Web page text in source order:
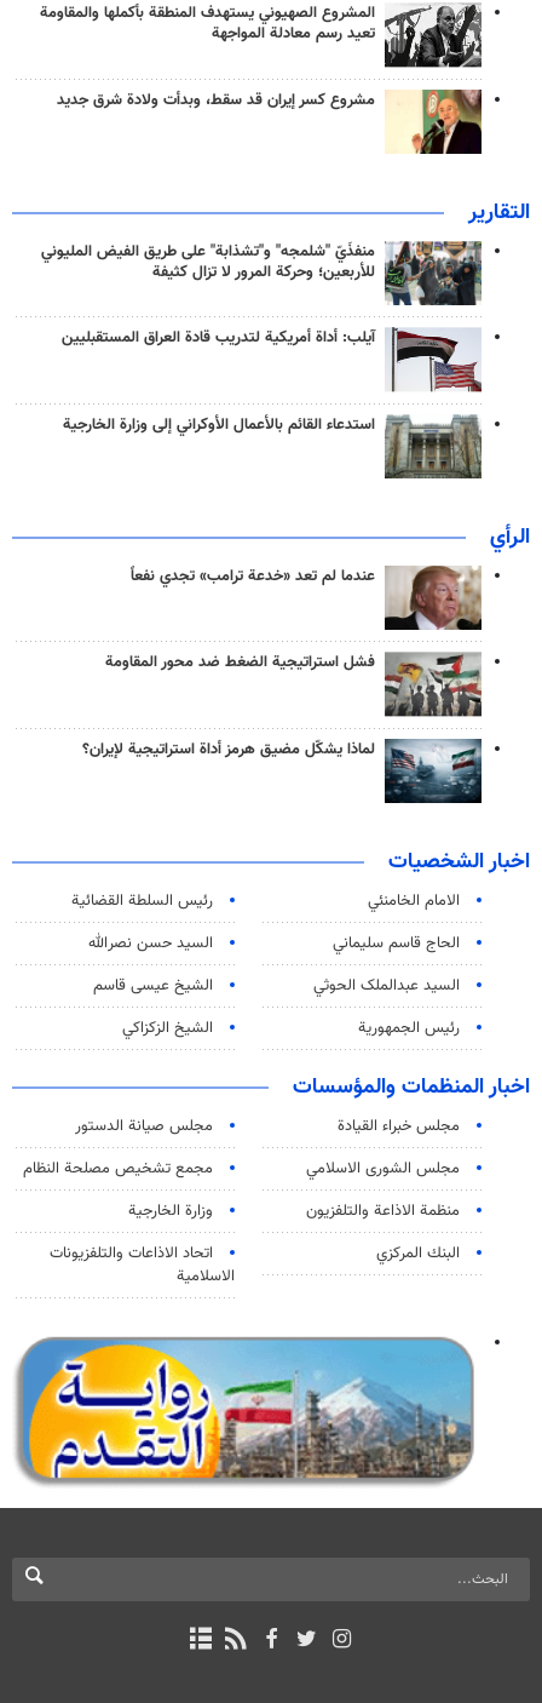
المشروع الصهيوني يستهدف المنطقة بأكملها والمقاومة
تعيد رسم معادلة المواجهة
مشروع كسر إيران قد سقط، وبدأت ولادة شرق جديد
التقارير
منفذَيّ "شلمجه" و"تشذابة" على طريق الفيض المليوني
للأربعين؛ وحركة المرور لا تزال كثيفة
آيلب: أداة أمريكية لتدريب قادة العراق المستقبليين
استدعاء القائم بالأعمال الأوكراني إلى وزارة الخارجية
الرأي
عندما لم تعد «خدعة ترامب» تجدي نفعاً
فشل استراتيجية الضغط ضد محور المقاومة
لماذا يشكّل مضيق هرمز أداة استراتيجية لإيران؟
اخبار الشخصيات
الامام الخامنئي
رئیس السلطة القضائیة
الحاج قاسم سليماني
السيد حسن نصرالله
السید عبدالملک الحوثي
الشيخ عيسى قاسم
رئيس الجمهورية
الشيخ الزكزاكي
اخبار المنظمات والمؤسسات
مجلس خبراء القيادة
مجلس صيانة الدستور
مجلس الشورى الاسلامي
مجمع تشخيص مصلحة النظام
منظمة الاذاعة والتلفزیون
وزارة الخارجية
البنك المركزي
اتحاد الاذاعات والتلفزيونات
الاسلامية